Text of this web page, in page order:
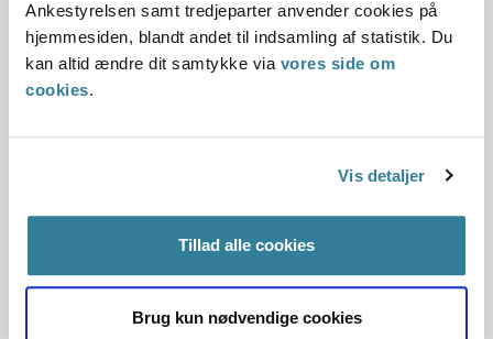
Ankestyrelsen samt tredjeparter anvender cookies på
hjemmesiden, blandt andet til indsamling af statistik. Du
kan altid ændre dit samtykke via vores side om
cookies.
Vis detaljer
Tillad alle cookies
Brug kun nødvendige cookies
Der kan være sager, hvor et krav er forældet.
Principmeddelelser